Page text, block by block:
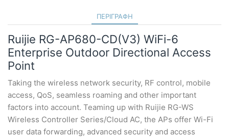
ΠΕΡΙΓΡΑΦΉ
Ruijie RG-AP680-CD(V3) WiFi-6
Enterprise Outdoor Directional Access
Point
Taking the wireless network security, RF control, mobile
access, QoS, seamless roaming and other important
factors into account. Teaming up with Ruijie RG-WS
Wireless Controller Series/Cloud AC, the APs offer Wi-Fi
user data forwarding, advanced security and access